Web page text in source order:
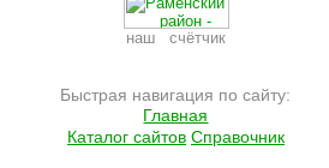
наш счётчик
Быстрая навигация по сайту:
Главная
Каталог сайтов Справочник